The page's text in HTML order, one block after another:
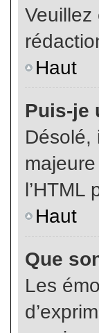
Haut
Puis-je
Désolé,
l’HTML
Haut
Que
Les